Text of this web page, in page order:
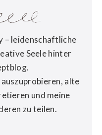
– leidenschaftliche
Seele hinter
auszuprobieren, alte
und meine
zu teilen.